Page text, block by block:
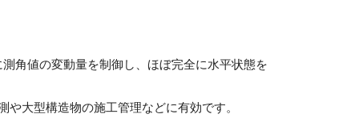
角値の変動量を制御し、ほぼ完全に水平状態を
大型構造物の施工管理などに有効です。